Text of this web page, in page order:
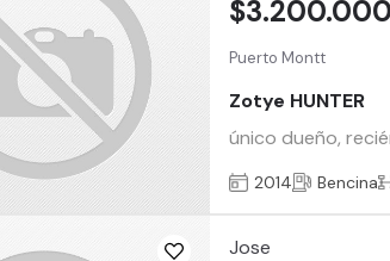
Puerto Montt
Zotye HUNTER
único dueño,
$3.200.000
2014 Bencina
Jose